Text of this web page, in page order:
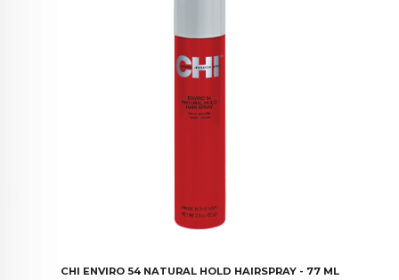
CHI ENVIRO 54 NATURAL HOLD HAIRSPRAY - 77 ML